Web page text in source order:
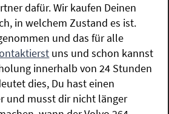
dafür. Wir kaufen Deinen
in welchem Zustand es ist.
und das für alle
uns und schon kannst
innerhalb von 24 Stunden
dies, Du hast einen
und musst dir nicht länger